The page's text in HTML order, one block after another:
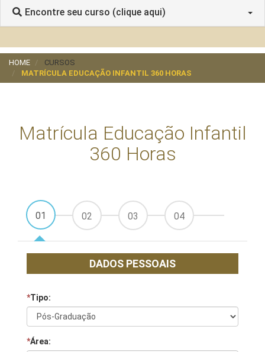
Encontre seu curso (clique aqui)
HOME
CURSOS
MATRÍCULA EDUCAÇÃO INFANTIL 360 HORAS
Matrícula Educação Infantil
360 Horas
01 02 03 04
DADOS PESSOAIS
*Tipo:
*Área: